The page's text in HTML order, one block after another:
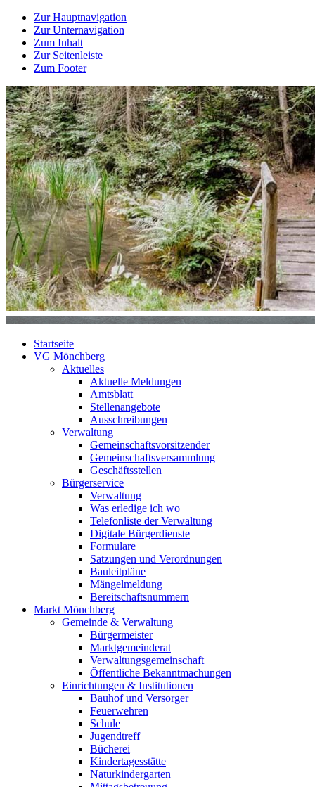
Zur Hauptnavigation
Zur Unternavigation
Zum Inhalt
Zur Seitenleiste
Zum Footer
Startseite
VG Mönchberg
Aktuelles
Aktuelle Meldungen
Amtsblatt
Stellenangebote
Ausschreibungen
Verwaltung
Gemeinschaftsvorsitzender
Gemeinschaftsversammlung
Geschäftsstellen
Bürgerservice
Verwaltung
Was erledige ich wo
Telefonliste der Verwaltung
Digitale Bürgerdienste
Formulare
Satzungen und Verordnungen
Bauleitpläne
Mängelmeldung
Bereitschaftsnummern
Markt Mönchberg
Gemeinde & Verwaltung
Bürgermeister
Marktgemeinderat
Verwaltungsgemeinschaft
Öffentliche Bekanntmachungen
Einrichtungen & Institutionen
Bauhof und Versorger
Feuerwehren
Schule
Jugendtreff
Bücherei
Kindertagesstätte
Naturkindergarten